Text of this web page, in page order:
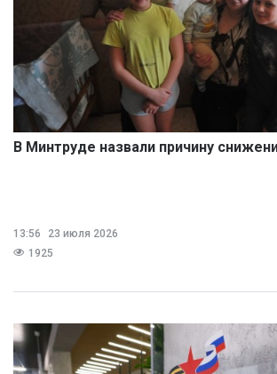
В Минтруде назвали причину
13:56
23 июля 2026
1925